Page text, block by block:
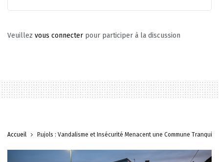
Veuillez vous connecter pour participer à la discussion
Accueil Pujols : Vandalisme et Insécurité Menacent une Commune Tranquille